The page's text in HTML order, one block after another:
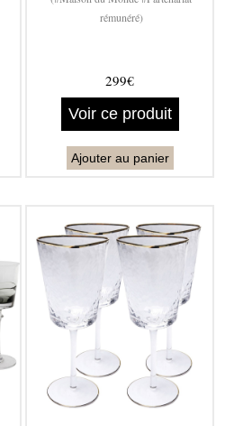
rémunéré)
299€
Voir ce produit
Ajouter au panier